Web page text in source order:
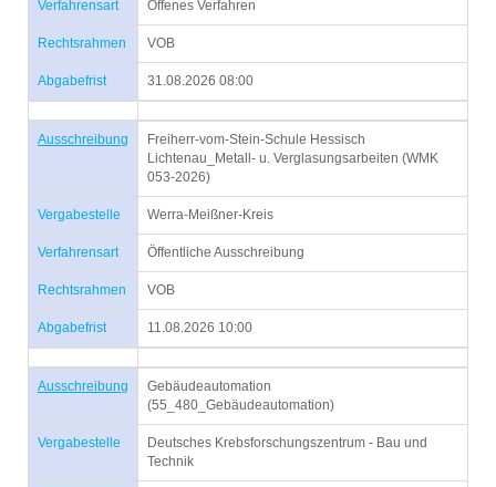
Verfahrensart Offenes Verfahren
Rechtsrahmen VOB
Abgabefrist 31.08.2026 08:00
Ausschreibung
Freiherr-vom-Stein-Schule Hessisch
Lichtenau_Metall- u. Verglasungsarbeiten (WMK
053-2026)
Vergabestelle Werra-Meißner-Kreis
Verfahrensart Öffentliche Ausschreibung
Rechtsrahmen VOB
Abgabefrist 11.08.2026 10:00
Ausschreibung
Gebäudeautomation
(55_480_Gebäudeautomation)
Vergabestelle
Deutsches Krebsforschungszentrum - Bau und
Technik